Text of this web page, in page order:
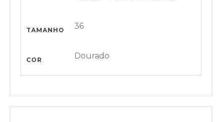
TAMANHO 36
COR Dourado